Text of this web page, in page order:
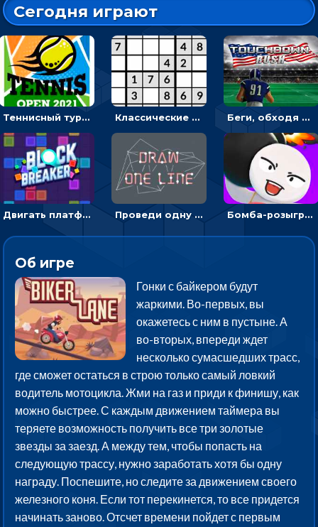
Сегодня играют
Теннисный турнир: подавать или отбивать шарик ракеткой Классические судоку: реши 30 уровней головоломки Беги, обходя соперников и собирай бонусы - американский футбол
Двигать платформу и отбивать мячики или ловить бонусы Проведи одну линию и повтори фигуру - головоломка Бомба-розыгрыш: передавай и беги – 3D гиперказуалка
Об игре
Гонки с байкером будут
жаркими. Во-первых, вы
окажетесь с ним в пустыне. А
во-вторых, впереди ждет
несколько сумасшедших трасс,
где сможет остаться в строю только самый ловкий
водитель мотоцикла. Жми на газ и приди к финишу, как
можно быстрее. С каждым движением таймера вы
теряете возможность получить все три золотые
звезды за заезд. А между тем, чтобы попасть на
следующую трассу, нужно заработать хотя бы одну
награду. Поспешите, но следите за движением своего
железного коня. Если тот перекинется, то все придется
начинать заново. Отсчет времени пойдет с первым